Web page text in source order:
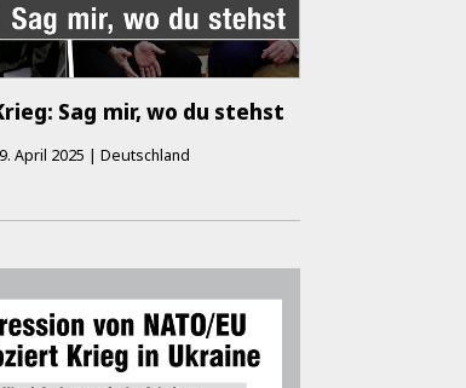
Sag mir, wo du stehst
April 2025 | Deutschland